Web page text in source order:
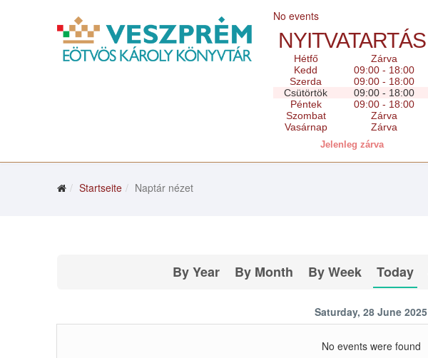
No events
NYITVATARTÁS
Hétfő
Zárva
Kedd
09:00 - 18:00
Szerda
09:00 - 18:00
Csütörtök
09:00 - 18:00
Péntek
09:00 - 18:00
Szombat
Zárva
Vasárnap
Zárva
Jelenleg zárva
Startseite Naptár nézet
By Year By Month By Week Today
Saturday, 28 June 2025
No events were found